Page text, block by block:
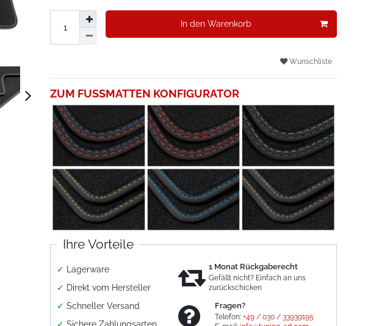
In den Warenkorb
Wunschliste
ZUM FUSSMATTEN KONFIGURATOR
Ihre Vorteile
✓ Lagerware
✓ Direkt vom Hersteller
✓ Schneller Versand
1 Monat Rückgaberecht
Gefällt nicht? Einfach an uns
zurückschicken
Fragen?
Telefon:+49 / 030 / 33939195